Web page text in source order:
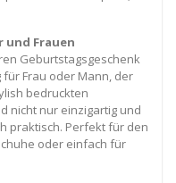
und Frauen
Geburtstagsgeschenk
Frau oder Mann, der
bedruckten
nicht nur einzigartig und
praktisch. Perfekt für den
oder einfach für